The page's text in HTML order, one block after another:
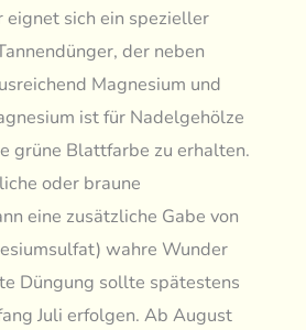
eignet sich ein spezieller
der neben
Magnesium und
ist für Nadelgehölze
grüne Blattfarbe zu erhalten.
oder braune
eine zusätzliche Gabe von
wahre Wunder
Düngung sollte spätestens
Juli erfolgen. Ab August